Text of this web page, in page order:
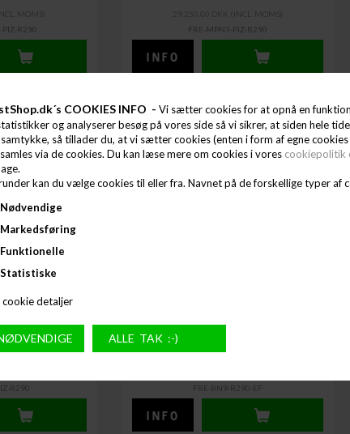
COOKIES INFO - Vi sætter cookies for at opnå en
og analyserer besøg på vores side så vi sikrer, at siden hele
så tillader du, at vi sætter cookies (enten i form af egne
via de cookies. Du kan læse mere om cookies i vores cookiepolitik
kan du vælge cookies til eller fra. Navnet på de forskellige typer
Nødvendige
Markedsføring
Funktionelle
Statistiske
cookie detaljer
PIZ-R290
FRE-MPN3-PIZ-R290
KONTROLLERE -
FRA FRENOX
DKK
R290
(EXCL. MOMS)
FRE-BN9-R290-EF